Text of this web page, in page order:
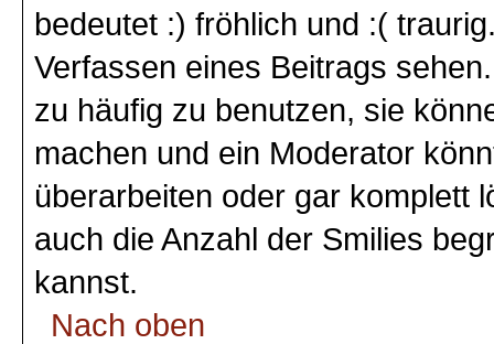
bedeutet :) fröhlich und :(
Verfassen eines Beitrags
zu häufig zu benutzen, sie
machen und ein Moderator
überarbeiten oder gar komplett
auch die Anzahl der Smilies
kannst.
Nach oben